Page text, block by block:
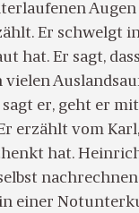
Er schwelgt
hat. Er sagt,
er, geht er
erzählt vom
hat.
einer